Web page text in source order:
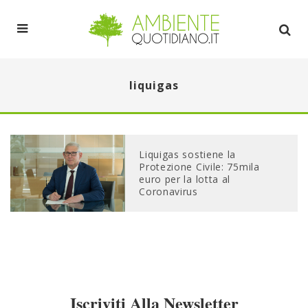
liquigas
Liquigas sostiene la
Protezione Civile: 75mila
euro per la lotta al
Coronavirus
Iscriviti Alla Newsletter